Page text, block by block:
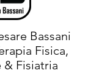
Bassani
Fisica,
& Fisiatria